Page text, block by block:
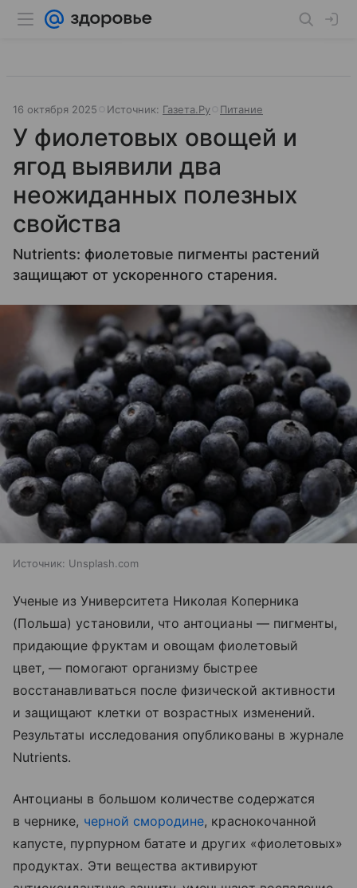
16 октября 2025 Источник: Газета.Ру Питание
У фиолетовых овощей и
ягод выявили два
неожиданных полезных
свойства
Nutrients: фиолетовые пигменты растений
защищают от ускоренного старения.
Источник: Unsplash.com
Ученые из Университета Николая Коперника
(Польша) установили, что антоцианы — пигменты,
придающие фруктам и овощам фиолетовый
цвет, — помогают организму быстрее
восстанавливаться после физической активности
и защищают клетки от возрастных изменений.
Результаты исследования опубликованы в журнале
Nutrients.
Антоцианы в большом количестве содержатся
в чернике, черной смородине, краснокочанной
капусте, пурпурном батате и других «фиолетовых»
продуктах. Эти вещества активируют